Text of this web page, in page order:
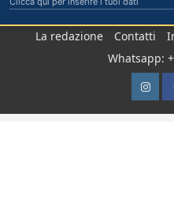
La redazione Contatti
Whatsapp: